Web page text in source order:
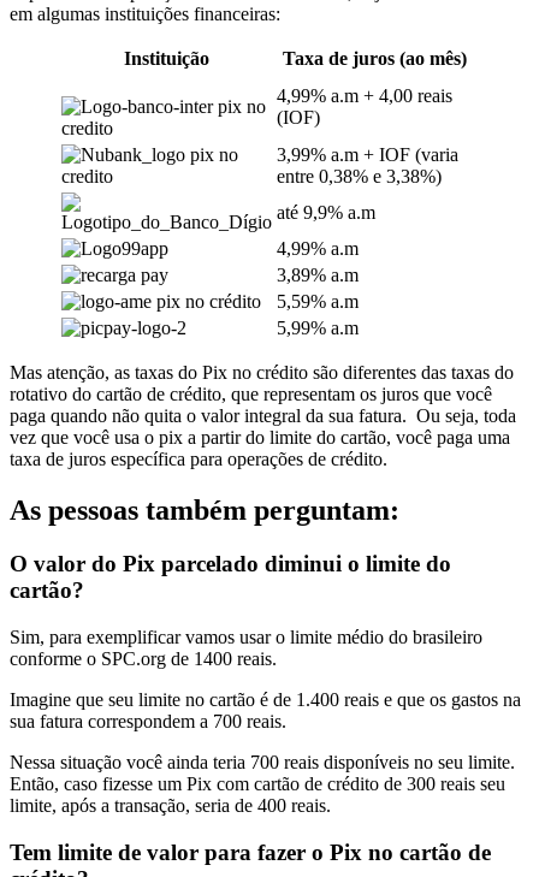
em algumas instituições financeiras:
Instituição
Taxa de juros (ao mês)
4,99% a.m + 4,00 reais
(IOF)
3,99% a.m + IOF (varia
entre 0,38% e 3,38%)
até 9,9% a.m
4,99% a.m
3,89% a.m
5,59% a.m
5,99% a.m
Mas atenção, as taxas do Pix no crédito são diferentes das taxas do
rotativo do cartão de crédito, que representam os juros que você
paga quando não quita o valor integral da sua fatura. Ou seja, toda
vez que você usa o pix a partir do limite do cartão, você paga uma
taxa de juros específica para operações de crédito.
As pessoas também perguntam:
O valor do Pix parcelado diminui o limite do
cartão?
Sim, para exemplificar vamos usar o limite médio do brasileiro
conforme o SPC.org de 1400 reais.
Imagine que seu limite no cartão é de 1.400 reais e que os gastos na
sua fatura correspondem a 700 reais.
Nessa situação você ainda teria 700 reais disponíveis no seu limite.
Então, caso fizesse um Pix com cartão de crédito de 300 reais seu
limite, após a transação, seria de 400 reais.
Tem limite de valor para fazer o Pix no cartão de